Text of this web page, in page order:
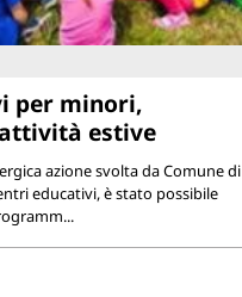
per minori,
estive
azione svolta da Comune di
educativi, è stato possibile